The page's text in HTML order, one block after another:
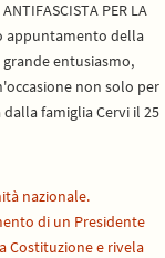
PER LA
appuntamento della
entusiasmo,
non solo per
famiglia Cervi il 25
nazionale.
di un Presidente
Costituzione e rivela